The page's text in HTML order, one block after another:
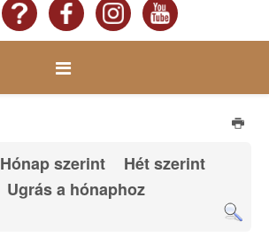
Hónap szerint
Hét szerint
Ugrás a hónaphoz